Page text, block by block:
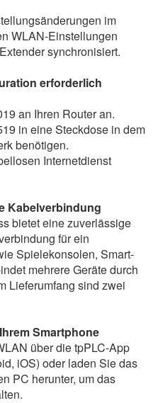
im
WLAN-Einstellungen
synchronisiert.
erforderlich
an Ihren Router an.
in eine Steckdose in dem
benötigen.
Internetdienst
Kabelverbindung
bietet eine zuverlässige
für ein
Spielekonsolen, Smart-
mehrere Geräte durch
Lieferumfang sind zwei
Smartphone
über die tpPLC-App
iOS) oder laden Sie das
PC herunter, um das